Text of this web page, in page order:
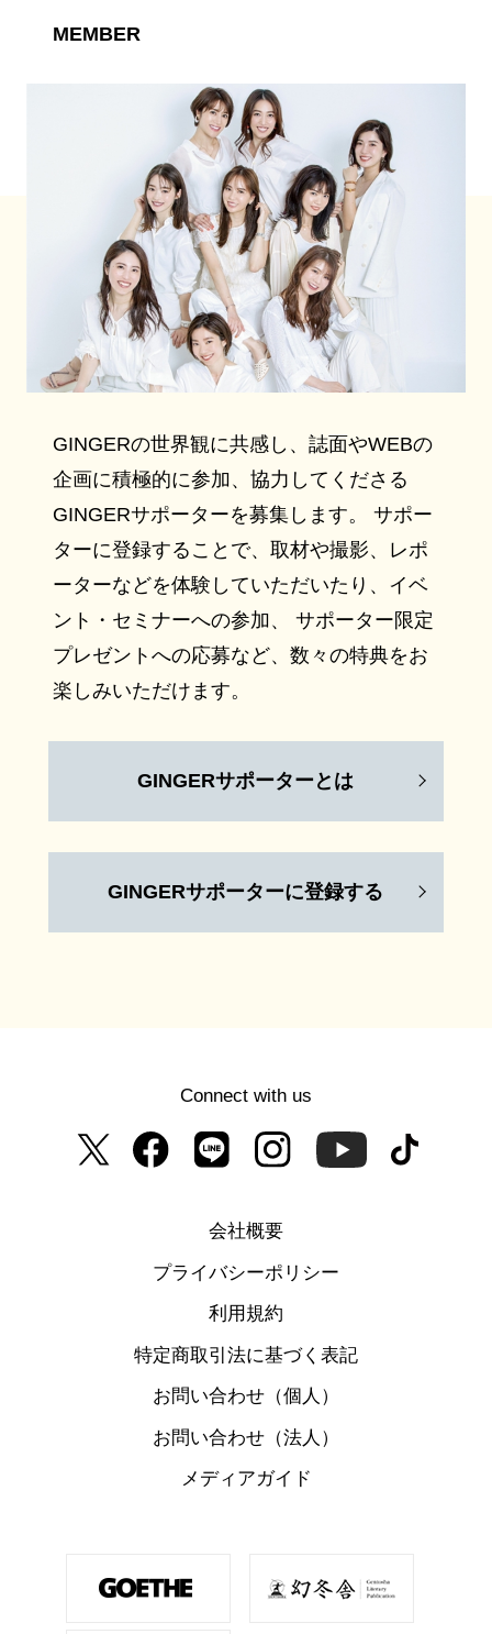
MEMBER
GINGERの世界観に共感し、誌面やWEBの
企画に積極的に参加、協力してくださる
GINGERサポーターを募集します。 サポー
ターに登録することで、取材や撮影、レポ
ーターなどを体験していただいたり、イベ
ント・セミナーへの参加、 サポーター限定
プレゼントへの応募など、数々の特典をお
楽しみいただけます。
GINGERサポーターとは
GINGERサポーターに登録する
Connect with us
会社概要
プライバシーポリシー
利用規約
特定商取引法に基づく表記
お問い合わせ（個人）
お問い合わせ（法人）
メディアガイド